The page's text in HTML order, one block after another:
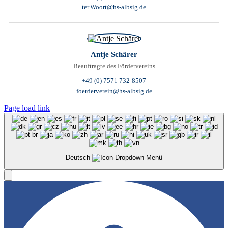
ter.Woort@hs-albsig.de
Antje Schärer
Beauftragte des Fördervereins
+49 (0) 7571 732-8507
foerderverein@hs-albsig.de
Page load link
Deutsch